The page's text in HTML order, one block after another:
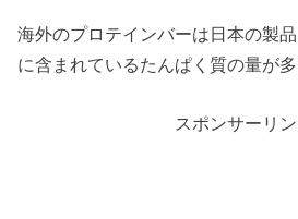
海外のプロテインバーは日本の製
に含まれているたんぱく質の量が多
スポンサーリン